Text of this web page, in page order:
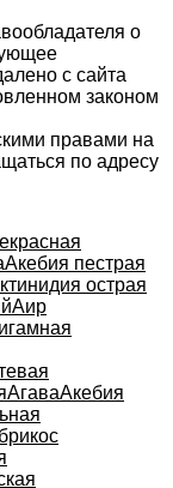
о
с сайта
законом
правами на
по адресу
Акебия пестрая
острая
Аир
АгаваАкебия